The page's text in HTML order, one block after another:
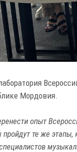
Мордовия.
опыт
те же этапы,